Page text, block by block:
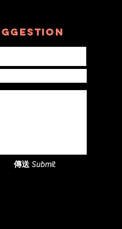
一個斯洛伐克語網站也使用了這張
。這張 Coneflower 相
傳送 Submit